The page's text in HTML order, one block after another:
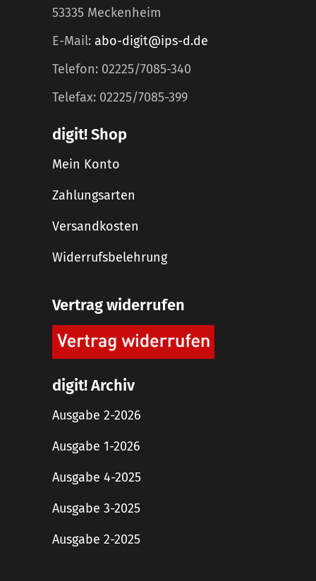
53335 Meckenheim
E-Mail: abo-digit@ips-d.de
Telefon: 02225/7085-340
Telefax: 02225/7085-399
digit! Shop
Mein Konto
Zahlungsarten
Versandkosten
Widerrufsbelehrung
Vertrag widerrufen
digit! Archiv
Ausgabe 2-2026
Ausgabe 1-2026
Ausgabe 4-2025
Ausgabe 3-2025
Ausgabe 2-2025